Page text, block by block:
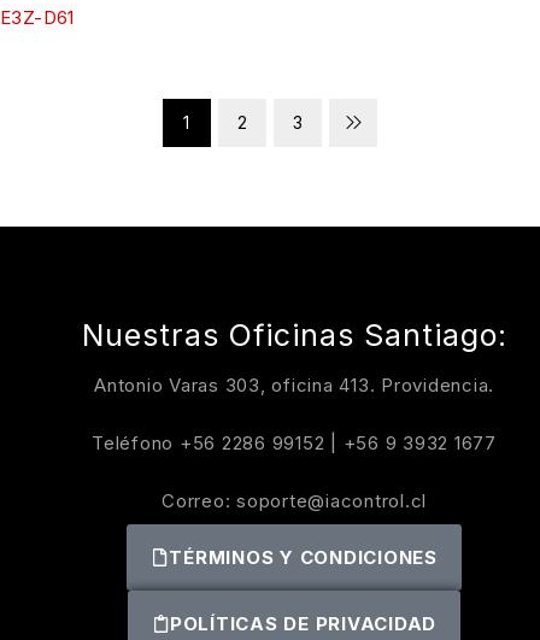
E3Z-D61
1 2 3
Nuestras Oficinas Santiago:
Antonio Varas 303, oficina 413. Providencia.
Teléfono +56 2286 99152 +56 9 3932 1677
Correo: soporte@iacontrol.cl
TÉRMINOS Y CONDICIONES
POLÍTICAS DE PRIVACIDAD